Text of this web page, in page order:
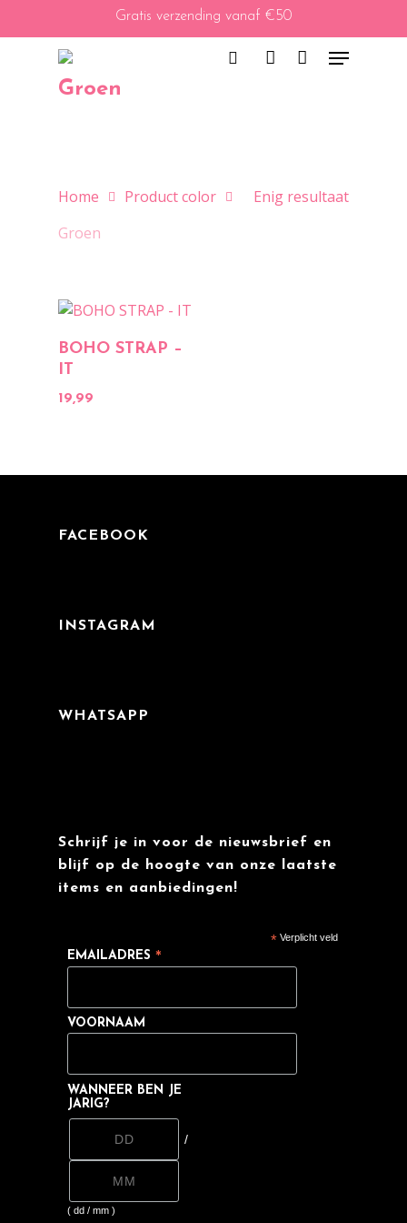
Gratis verzending vanaf €50
Menu
Groen
Enig resultaat
Home
Product color
Groen
IN WINKELMAND
BOHO STRAP –
IT
19,99
FACEBOOK
INSTAGRAM
WHATSAPP
Schrijf je in voor de nieuwsbrief en
blijf op de hoogte van onze laatste
items en aanbiedingen!
*Verplicht veld
EMAILADRES *
VOORNAAM
WANNEER BEN JE
JARIG?
/
( dd / mm )